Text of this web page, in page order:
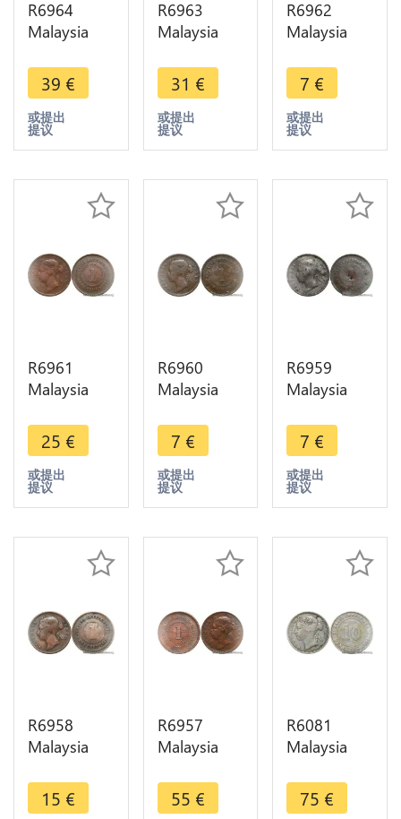
R6964
Malaysia
Settlements
One Cent
Victoria
1890 ->
39 €
或提出
提议
R6963
Malaysia
Settlements
One Cent
Victoria
1883 ->
31 €
或提出
提议
R6962
Malaysia
Settlements
One Cent
Victoria
1890 ->
7 €
或提出
提议
R6961
Malaysia
Settlements
One Cent
Victoria
1889 ->
25 €
或提出
提议
R6960
Malaysia
Settlements
One Cent
Victoria
1897 ->
7 €
或提出
提议
R6959
Malaysia
Settlements
One Cent
Victoria
1879 ->
7 €
或提出
提议
R6958
Malaysia
Settlements
One Cent
15 €
R6957
Malaysia
Settlements
One Cent
55 €
R6081
Malaysia
Settlements
10 Cents
75 €